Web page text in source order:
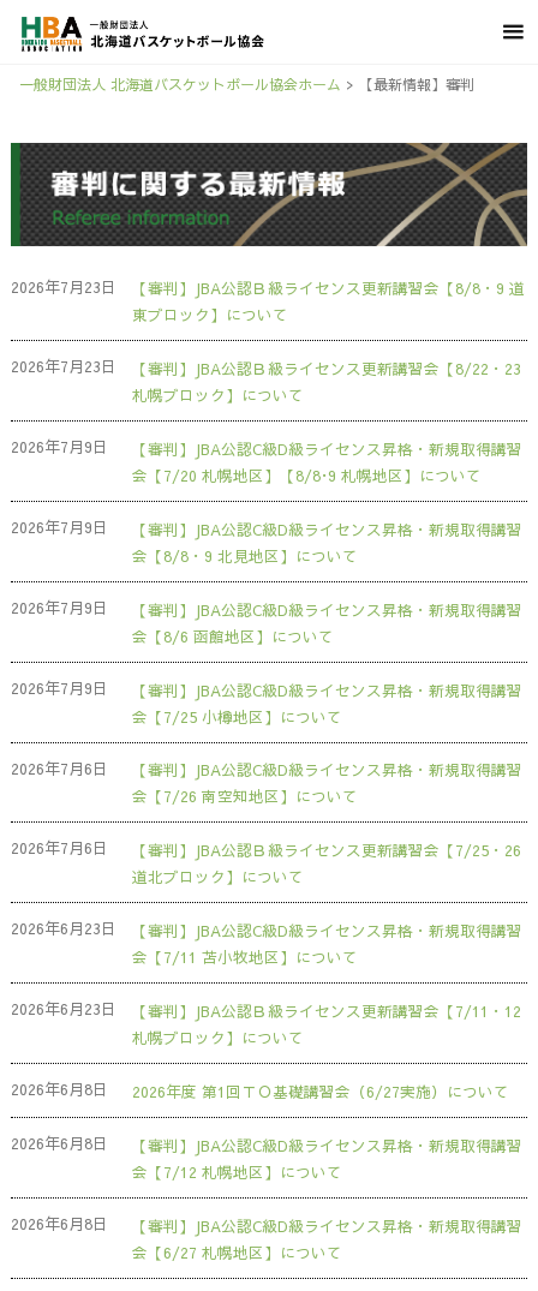
一般財団法人 北海道バスケットボール協会ホーム > 【最新情報】審判
2026年7月23日
【審判】JBA公認Ｂ級ライセンス更新講習会【8/8・9 道
東ブロック】について
2026年7月23日
【審判】JBA公認Ｂ級ライセンス更新講習会【8/22・23
札幌ブロック】について
2026年7月9日
【審判】JBA公認C級D級ライセンス昇格・新規取得講習
会【7/20 札幌地区】【8/8･9 札幌地区】について
2026年7月9日
【審判】JBA公認C級D級ライセンス昇格・新規取得講習
会【8/8・9 北見地区】について
2026年7月9日
【審判】JBA公認C級D級ライセンス昇格・新規取得講習
会【8/6 函館地区】について
2026年7月9日
【審判】JBA公認C級D級ライセンス昇格・新規取得講習
会【7/25 小樽地区】について
2026年7月6日
【審判】JBA公認C級D級ライセンス昇格・新規取得講習
会【7/26 南空知地区】について
2026年7月6日
【審判】JBA公認Ｂ級ライセンス更新講習会【7/25・26
道北ブロック】について
2026年6月23日
【審判】JBA公認C級D級ライセンス昇格・新規取得講習
会【7/11 苫小牧地区】について
2026年6月23日
【審判】JBA公認Ｂ級ライセンス更新講習会【7/11・12
札幌ブロック】について
2026年6月8日 2026年度 第1回ＴＯ基礎講習会（6/27実施）について
2026年6月8日
【審判】JBA公認C級D級ライセンス昇格・新規取得講習
会【7/12 札幌地区】について
2026年6月8日
【審判】JBA公認C級D級ライセンス昇格・新規取得講習
会【6/27 札幌地区】について